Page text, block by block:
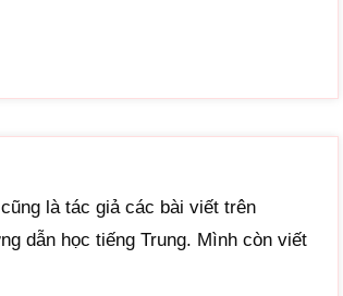
左手指著月
zuǒshǒu zhǐ
Tay trái chỉ
赐予你和我如
cìyǔ nǐ hé wǒ
Ban cho ta và
yuèguāng
Dưới ánh trăng
là tác giả các bài viết trên
dẫn học tiếng Trung. Mình còn viết